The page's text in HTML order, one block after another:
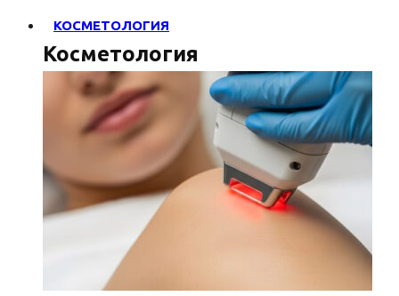
КОСМЕТОЛОГИЯ
Косметология